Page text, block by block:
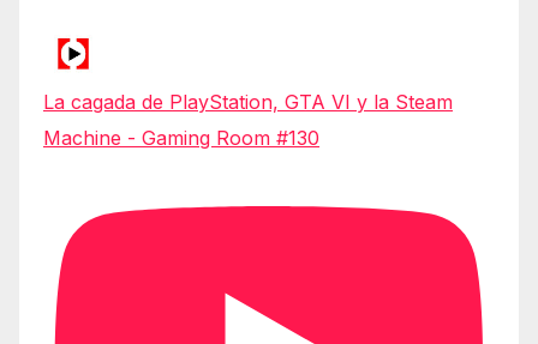
La cagada de PlayStation, GTA VI y la Steam
Machine - Gaming Room #130